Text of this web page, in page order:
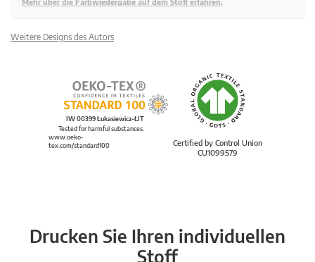
Weitere Designs des Autors
Certified by Control Union
CU1099579
IW 00399 Łukasiewicz-ŁIT
Tested for harmful substances.
www.oeko-
tex.com/standard100
Drucken Sie Ihren individuellen
Stoff